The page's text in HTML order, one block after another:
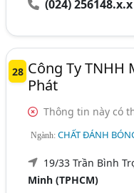
(024) 256148.x.x
28 Công Ty TNHH
Phát
Thông tin này có
Ngành:CHẤT ĐÁNH
19/33 Trần Bình
Minh (TPHCM)